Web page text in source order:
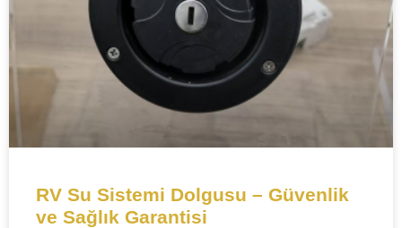
RV Su Sistemi Dolgusu – Güvenlik
ve Sağlık Garantisi